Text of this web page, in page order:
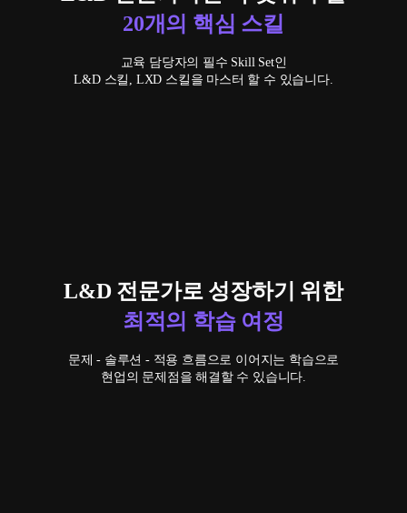
20개의 핵심 스킬
교육 담당자의 필수 Skill Set인
L&D 스킬, LXD 스킬을 마스터 할 수 있습니다.
L&D 전문가로 성장하기 위한
최적의 학습 여정
문제 - 솔루션 - 적용 흐름으로 이어지는 학습으로
현업의 문제점을 해결할 수 있습니다.